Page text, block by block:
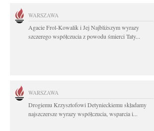
WARSZAWA
Agacie Frol-Kowalik i Jej Najbliższym wyrazy
szczerego współczucia z powodu śmierci Taty...
WARSZAWA
Drogiemu Krzysztofowi Detynieckiemu składamy
najszczersze wyrazy współczucia, wsparcia i...